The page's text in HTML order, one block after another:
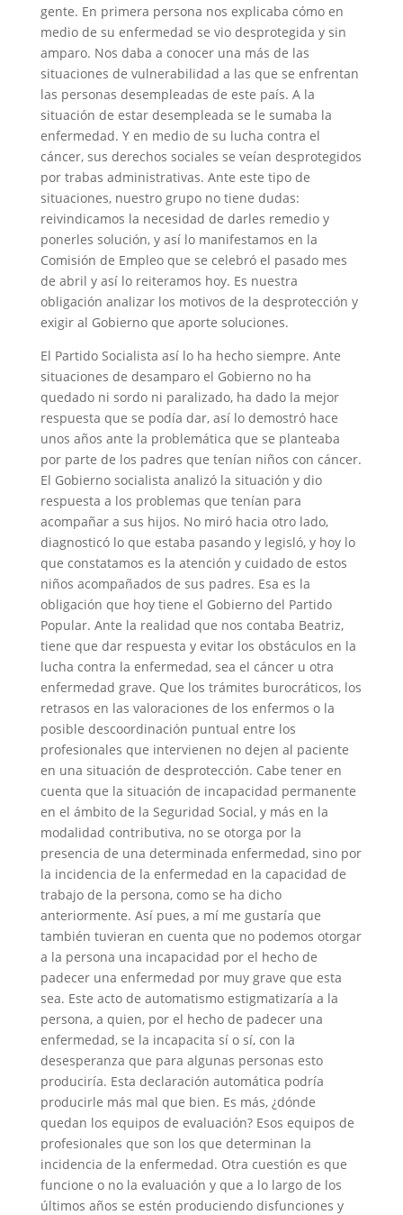
gente. En primera persona nos explicaba cómo en
medio de su enfermedad se vio desprotegida y sin
amparo. Nos daba a conocer una más de las
situaciones de vulnerabilidad a las que se enfrentan
las personas desempleadas de este país. A la
situación de estar desempleada se le sumaba la
enfermedad. Y en medio de su lucha contra el
cáncer, sus derechos sociales se veían desprotegidos
por trabas administrativas. Ante este tipo de
situaciones, nuestro grupo no tiene dudas:
reivindicamos la necesidad de darles remedio y
ponerles solución, y así lo manifestamos en la
Comisión de Empleo que se celebró el pasado mes
de abril y así lo reiteramos hoy. Es nuestra
obligación analizar los motivos de la desprotección y
exigir al Gobierno que aporte soluciones.
El Partido Socialista así lo ha hecho siempre. Ante
situaciones de desamparo el Gobierno no ha
quedado ni sordo ni paralizado, ha dado la mejor
respuesta que se podía dar, así lo demostró hace
unos años ante la problemática que se planteaba
por parte de los padres que tenían niños con cáncer.
El Gobierno socialista analizó la situación y dio
respuesta a los problemas que tenían para
acompañar a sus hijos. No miró hacia otro lado,
diagnosticó lo que estaba pasando y legisló, y hoy lo
que constatamos es la atención y cuidado de estos
niños acompañados de sus padres. Esa es la
obligación que hoy tiene el Gobierno del Partido
Popular. Ante la realidad que nos contaba Beatriz,
tiene que dar respuesta y evitar los obstáculos en la
lucha contra la enfermedad, sea el cáncer u otra
enfermedad grave. Que los trámites burocráticos, los
retrasos en las valoraciones de los enfermos o la
posible descoordinación puntual entre los
profesionales que intervienen no dejen al paciente
en una situación de desprotección. Cabe tener en
cuenta que la situación de incapacidad permanente
en el ámbito de la Seguridad Social, y más en la
modalidad contributiva, no se otorga por la
presencia de una determinada enfermedad, sino por
la incidencia de la enfermedad en la capacidad de
trabajo de la persona, como se ha dicho
anteriormente. Así pues, a mí me gustaría que
también tuvieran en cuenta que no podemos otorgar
a la persona una incapacidad por el hecho de
padecer una enfermedad por muy grave que esta
sea. Este acto de automatismo estigmatizaría a la
persona, a quien, por el hecho de padecer una
enfermedad, se la incapacita sí o sí, con la
desesperanza que para algunas personas esto
produciría. Esta declaración automática podría
producirle más mal que bien. Es más, ¿dónde
quedan los equipos de evaluación? Esos equipos de
profesionales que son los que determinan la
incidencia de la enfermedad. Otra cuestión es que
funcione o no la evaluación y que a lo largo de los
últimos años se estén produciendo disfunciones y